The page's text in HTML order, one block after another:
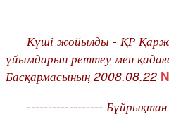
Күші жойылды - ҚР
ұйымдарын реттеу мен
Басқармасының 2008.08.22
------------------ Бұйрықтан